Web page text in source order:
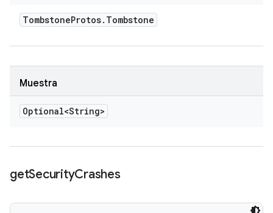
TombstoneProtos. Tombstone
Muestra
Optional<String>
getSecurityCrashes